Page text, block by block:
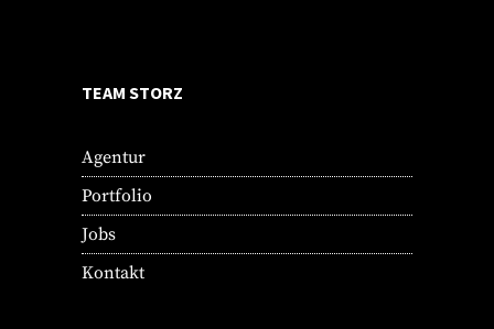
TEAM STORZ
Agentur
Portfolio
Jobs
Kontakt